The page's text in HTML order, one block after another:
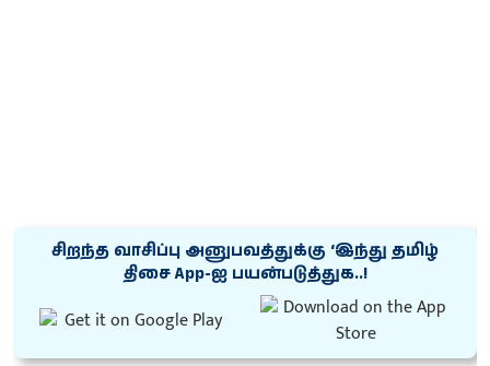
சிறந்த வாசிப்பு அனுபவத்துக்கு ‘இந்து தமிழ்
திசை App-ஐ பயன்படுத்துக..!